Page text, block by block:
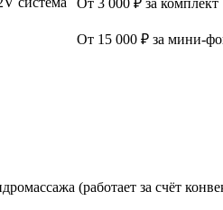
От 3 000 ₽ за комплект
От 15 000 ₽ за мини-
(работает за счёт